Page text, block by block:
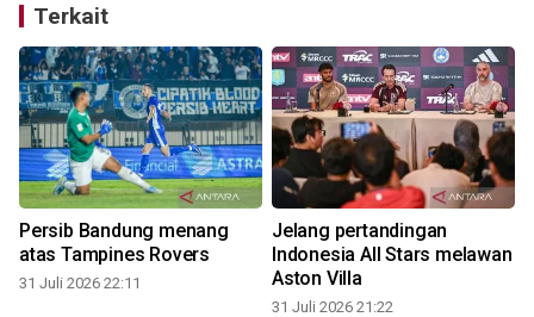
Terkait
Persib Bandung menang
atas Tampines Rovers
31 Juli 2026 22:11
Jelang pertandingan
Indonesia All Stars melawan
Aston Villa
31 Juli 2026 21:22